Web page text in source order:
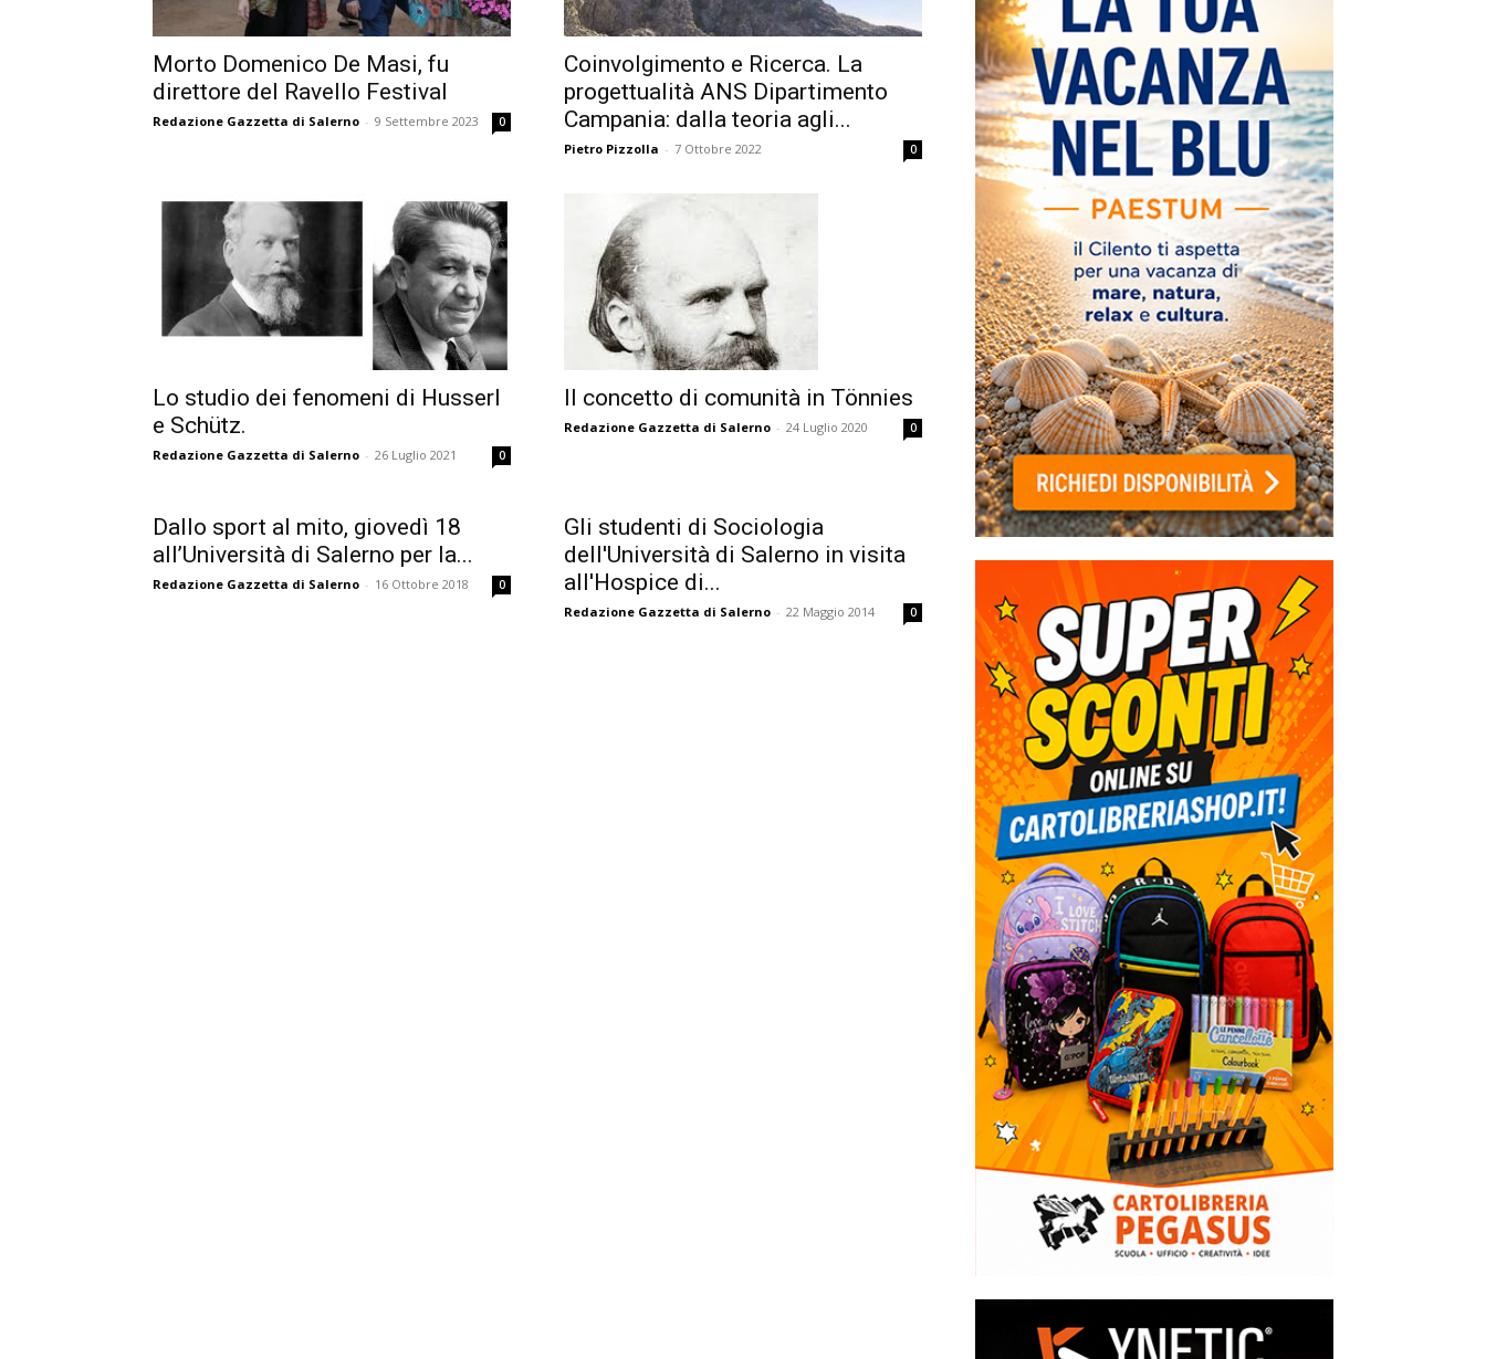
Morto Domenico De Masi, fu
direttore del Ravello Festival
Redazione Gazzetta di Salerno - 9 Settembre 2023 0
Coinvolgimento e Ricerca. La
progettualità ANS Dipartimento
Campania: dalla teoria agli...
Pietro Pizzolla - 7 Ottobre 2022 0
Lo studio dei fenomeni di Husserl
e Schütz.
Redazione Gazzetta di Salerno - 26 Luglio 2021 0
Il concetto di comunità in Tönnies
Redazione Gazzetta di Salerno - 24 Luglio 2020 0
Dallo sport al mito, giovedì 18
all’Università di Salerno per la...
Redazione Gazzetta di Salerno - 16 Ottobre 2018 0
Gli studenti di Sociologia
dell'Università di Salerno in visita
all'Hospice di...
Redazione Gazzetta di Salerno - 22 Maggio 2014 0